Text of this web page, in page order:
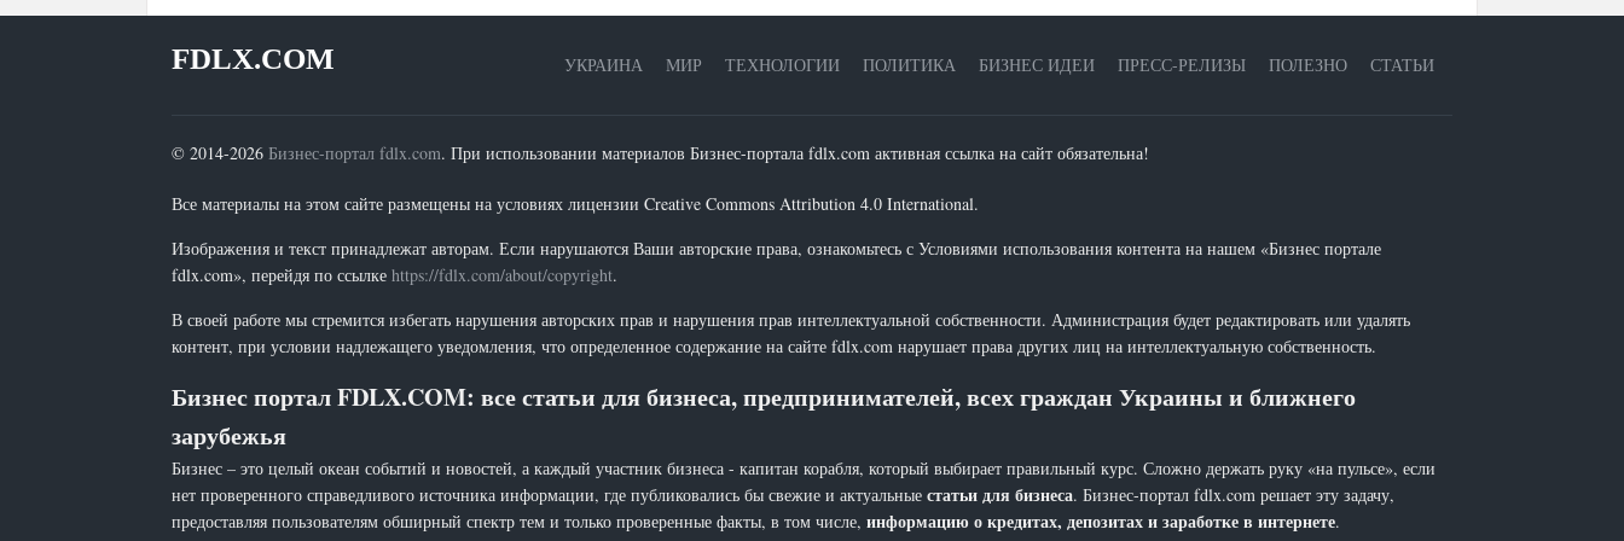
УКРАИНА МИР ТЕХНОЛОГИИ ПОЛИТИКА БИЗНЕС ИДЕИ ПРЕСС-РЕЛИЗЫ ПОЛЕЗНО СТАТЬИ
FDLX.COM
© 2014-2026 Бизнес-портал fdlx.com. При использовании материалов Бизнес-портала fdlx.com активная ссылка на сайт обязательна!
Все материалы на этом сайте размещены на условиях лицензии Creative Commons Attribution 4.0 International.
Изображения и текст принадлежат авторам. Если нарушаются Ваши авторские права, ознакомьтесь с Условиями использования контента на нашем «Бизнес портале
fdlx.com», перейдя по ссылке https://fdlx.com/about/copyright.
В своей работе мы стремится избегать нарушения авторских прав и нарушения прав интеллектуальной собственности. Администрация будет редактировать или удалять
контент, при условии надлежащего уведомления, что определенное содержание на сайте fdlx.com нарушает права других лиц на интеллектуальную собственность.
Бизнес портал FDLX.COM: все статьи для бизнеса, предпринимателей, всех граждан Украины и ближнего
зарубежья
Бизнес – это целый океан событий и новостей, а каждый участник бизнеса - капитан корабля, который выбирает правильный курс. Сложно держать руку «на пульсе», если
нет проверенного справедливого источника информации, где публиковались бы свежие и актуальные статьи для бизнеса. Бизнес-портал fdlx.com решает эту задачу,
предоставляя пользователям обширный спектр тем и только проверенные факты, в том числе, информацию о кредитах, депозитах и заработке в интернете.